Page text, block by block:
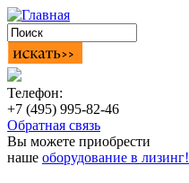
Телефон:
+7 (495) 995-82-46
Обратная связь
Вы можете приобрести
наше оборудование в лизинг!